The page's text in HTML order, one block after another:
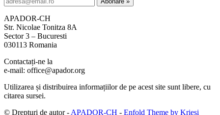
APADOR-CH
Str. Nicolae Tonitza 8A
Sector 3 – Bucuresti
030113 Romania
Contactați-ne la
e-mail: office@apador.org
Utilizarea și distribuirea informațiilor de pe acest site sunt libere, cu
citarea sursei.
© Drepturi de autor - APADOR-CH - Enfold Theme by Kriesi